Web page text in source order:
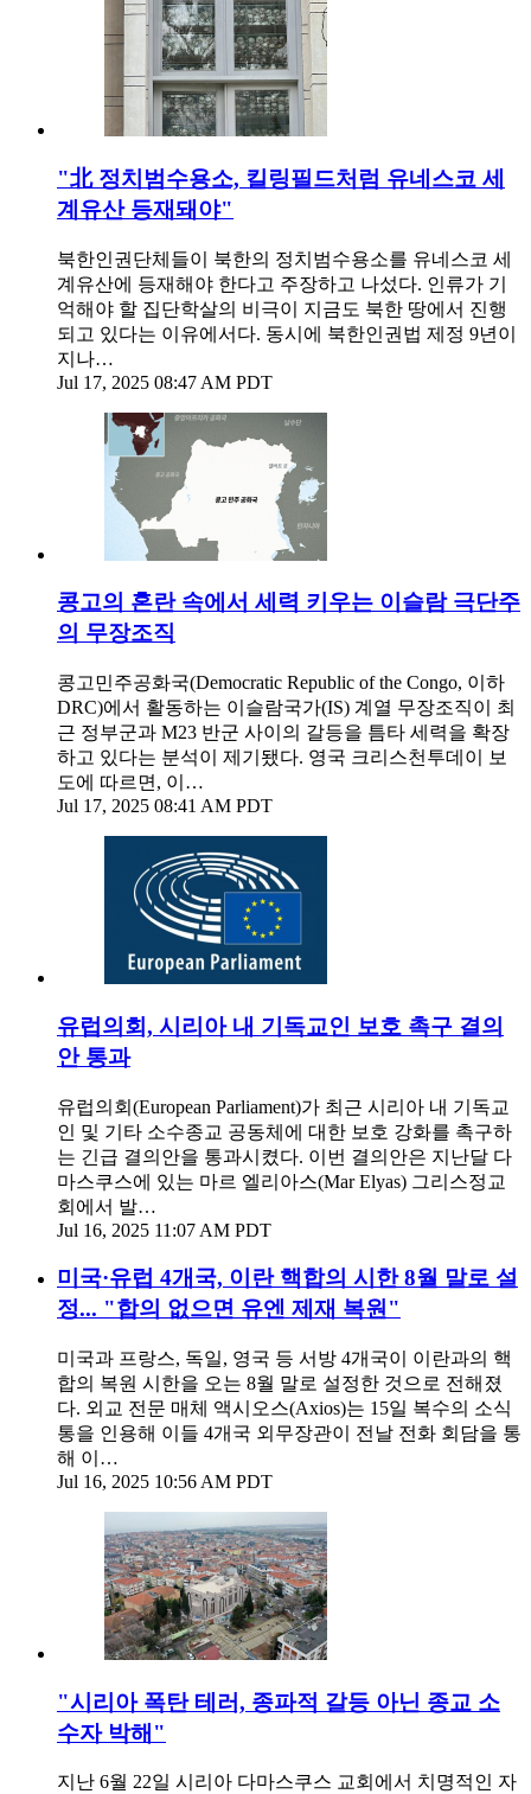
"北 정치범수용소, 킬링필드처럼 유네스코 세
계유산 등재돼야"
북한인권단체들이 북한의 정치범수용소를 유네스코 세
계유산에 등재해야 한다고 주장하고 나섰다. 인류가 기
억해야 할 집단학살의 비극이 지금도 북한 땅에서 진행
되고 있다는 이유에서다. 동시에 북한인권법 제정 9년이
지나…
Jul 17, 2025 08:47 AM PDT
콩고의 혼란 속에서 세력 키우는 이슬람 극단주
의 무장조직
콩고민주공화국(Democratic Republic of the Congo, 이하
DRC)에서 활동하는 이슬람국가(IS) 계열 무장조직이 최
근 정부군과 M23 반군 사이의 갈등을 틈타 세력을 확장
하고 있다는 분석이 제기됐다. 영국 크리스천투데이 보
도에 따르면, 이…
Jul 17, 2025 08:41 AM PDT
유럽의회, 시리아 내 기독교인 보호 촉구 결의
안 통과
유럽의회(European Parliament)가 최근 시리아 내 기독교
인 및 기타 소수종교 공동체에 대한 보호 강화를 촉구하
는 긴급 결의안을 통과시켰다. 이번 결의안은 지난달 다
마스쿠스에 있는 마르 엘리아스(Mar Elyas) 그리스정교
회에서 발…
Jul 16, 2025 11:07 AM PDT
미국·유럽 4개국, 이란 핵합의 시한 8월 말로 설
정... "합의 없으면 유엔 제재 복원"
미국과 프랑스, 독일, 영국 등 서방 4개국이 이란과의 핵
합의 복원 시한을 오는 8월 말로 설정한 것으로 전해졌
다. 외교 전문 매체 액시오스(Axios)는 15일 복수의 소식
통을 인용해 이들 4개국 외무장관이 전날 전화 회담을 통
해 이…
Jul 16, 2025 10:56 AM PDT
"시리아 폭탄 테러, 종파적 갈등 아닌 종교 소
수자 박해"
지난 6월 22일 시리아 다마스쿠스 교회에서 치명적인 자